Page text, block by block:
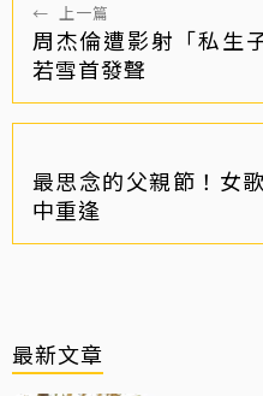
← 上一篇
周杰倫遭影射「私生
若雪首發聲
最思念的父親節！女
中重逢
最新文章